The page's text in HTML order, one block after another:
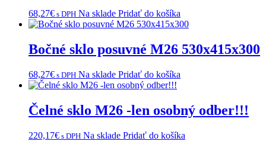
68,27€ s DPH Na sklade Pridať do košíka
Bočné sklo posuvné M26 530x415x300
68,27€ s DPH Na sklade Pridať do košíka
Čelné sklo M26 -len osobný odber!!!
220,17€ s DPH Na sklade Pridať do košíka